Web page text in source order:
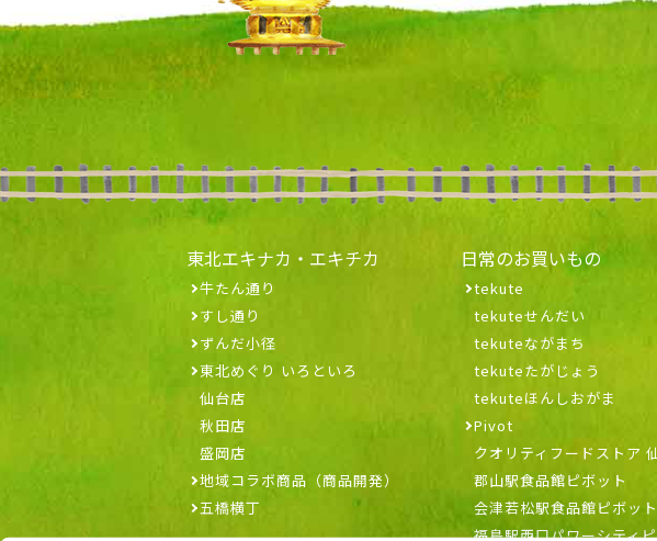
東北エキナカ・エキチカ
牛たん通り
すし通り
ずんだ小径
東北めぐり いろといろ
仙台店
秋田店
盛岡店
地域コラボ商品（商品開発）
五橋横丁
日常のお買いもの
tekute
tekuteせんだい
tekuteながまち
tekuteたがじょう
tekuteほんしおがま
Pivot
クオリティフードストア
郡山駅食品館ピボット
会津若松駅食品館ピボット
福島駅西口パワーシティ